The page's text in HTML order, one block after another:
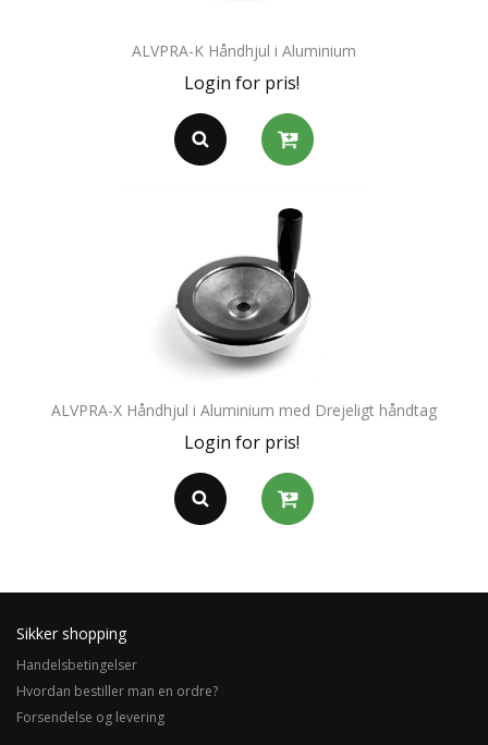
ALVPRA-K Håndhjul i Aluminium
Login for pris!
ALVPRA-X Håndhjul i Aluminium med Drejeligt håndtag
Login for pris!
Sikker shopping
Handelsbetingelser
Hvordan bestiller man en ordre?
Forsendelse og levering